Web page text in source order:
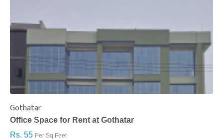
Gothatar
Office Space for Rent at Gothatar
Rs. 55 Per Sq.Feet